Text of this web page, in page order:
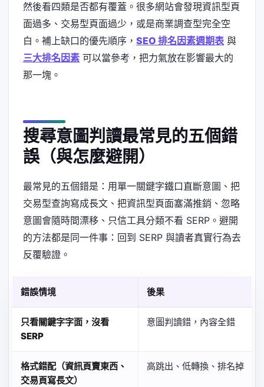
然後看四類是否都有覆蓋。很多網站會發現資訊型頁
面過多、交易型頁面過少，或是商業調查型完全空
白。補上缺口的優先順序， SEO 排名因素週期表 與
三大排名因素 可以當參考，把力氣放在影響最大的
那一塊。
搜尋意圖判讀最常見的五個錯
誤（與怎麼避開）
最常見的五個錯是：用單一關鍵字鐵口直斷意圖、把
交易型查詢寫成長文、把資訊型頁面塞滿推銷、忽略
意圖會隨時間漂移、只信工具分類不看 SERP。避開
的方法都是同一件事：回到 SERP 與讀者真實行為去
反覆驗證。
錯誤情境 後果
只看關鍵字字面，沒看
SERP
意圖判讀錯，內容全錯
格式錯配（資訊頁賣東西、
交易頁寫長文）
高跳出、低轉換、排名掉